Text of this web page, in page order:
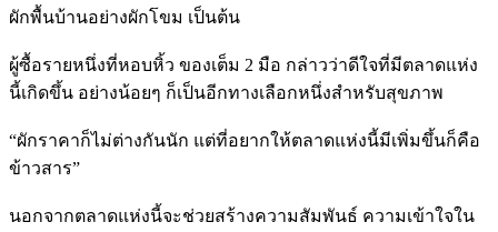
ผักพื้นบ้านอย่างผักโขม เป็นต้น
ผู้ซื้อรายหนึ่งที่หอบหิ้ว ของเต็ม 2 มือ กล่าวว่าดีใจที่มีตลาดแห่ง
นี้เกิดขึ้น อย่างน้อยๆ ก็เป็นอีกทางเลือกหนึ่งสำหรับสุขภาพ
“ผักราคาก็ไม่ต่างกันนัก แต่ที่อยากให้ตลาดแห่งนี้มีเพิ่มขึ้นก็คือ
ข้าวสาร”
นอกจากตลาดแห่งนี้จะช่วยสร้างความสัมพันธ์ ความเข้าใจใน